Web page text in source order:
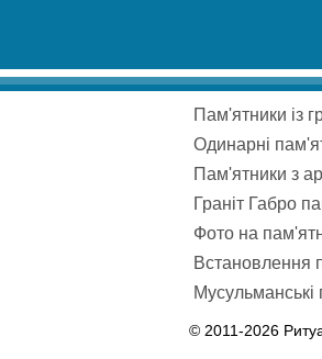
Пам'ятники із
Одинарні
Пам'ятники з
Граніт Габро
Фото на
Встановлення
Мусульманські
© 2011-2026